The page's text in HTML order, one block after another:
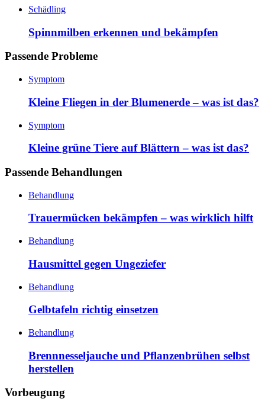
Schädling
Spinnmilben erkennen und bekämpfen
Passende Probleme
Symptom
Kleine Fliegen in der Blumenerde – was ist das?
Symptom
Kleine grüne Tiere auf Blättern – was ist das?
Passende Behandlungen
Behandlung
Trauermücken bekämpfen – was wirklich hilft
Behandlung
Hausmittel gegen Ungeziefer
Behandlung
Gelbtafeln richtig einsetzen
Behandlung
Brennnesseljauche und Pflanzenbrühen selbst
herstellen
Vorbeugung